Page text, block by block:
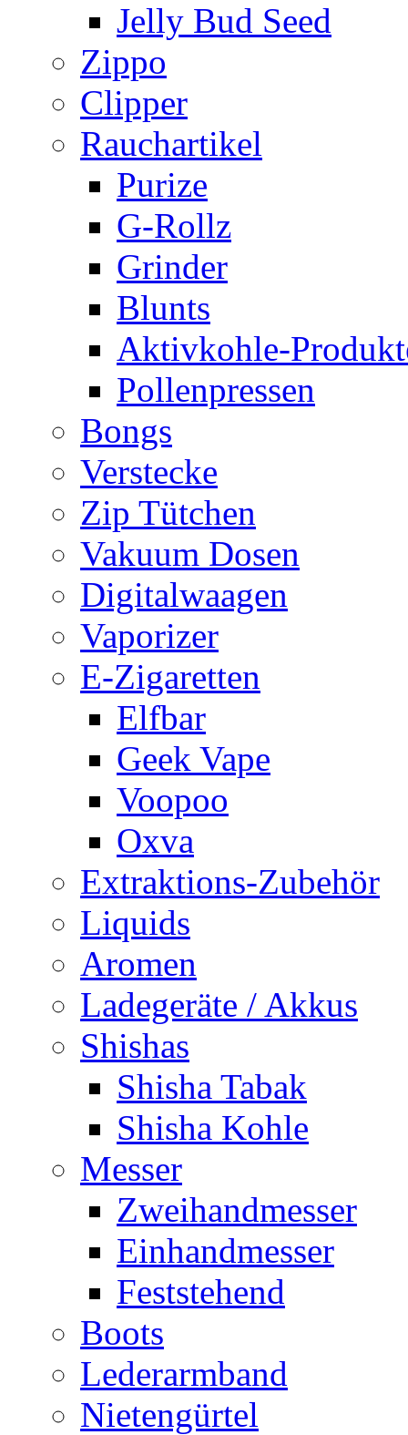
Jelly Bud Seed
Zippo
Clipper
Rauchartikel
Purize
G-Rollz
Grinder
Blunts
Aktivkohle-
Pollenpressen
Bongs
Verstecke
Zip Tütchen
Vakuum Dosen
Digitalwaagen
Vaporizer
E-Zigaretten
Elfbar
Geek Vape
Voopoo
Oxva
Extraktions-Zubehör
Liquids
Aromen
Ladegeräte / Akkus
Shishas
Shisha Tabak
Shisha Kohle
Messer
Zweihandmesser
Einhandmesser
Feststehend
Boots
Lederarmband
Nietengürtel